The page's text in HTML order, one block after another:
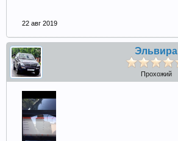
22 авг 2019
Эльвира
Прохожий